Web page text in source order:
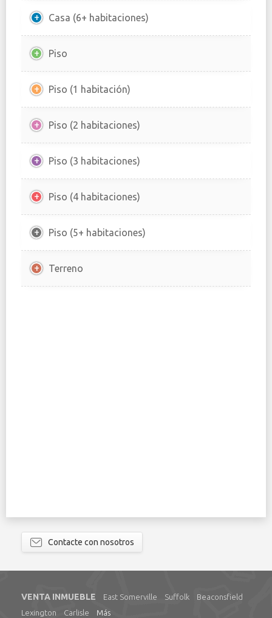
Casa (6+ habitaciones)
Piso
Piso (1 habitación)
Piso (2 habitaciones)
Piso (3 habitaciones)
Piso (4 habitaciones)
Piso (5+ habitaciones)
Terreno
Contacte con nosotros
VENTA INMUEBLE East Somerville Suffolk
Beaconsfield
Lexington
Carlisle Más